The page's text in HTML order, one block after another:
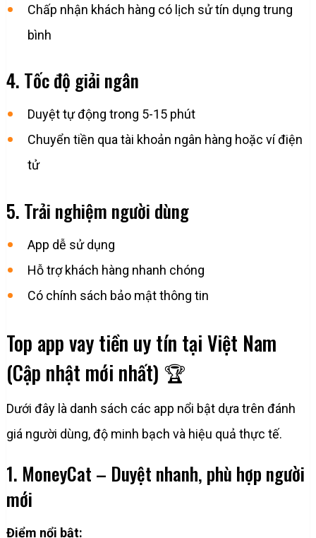
Chấp nhận khách hàng có lịch sử tín dụng trung
bình
4. Tốc độ giải ngân
Duyệt tự động trong 5-15 phút
Chuyển tiền qua tài khoản ngân hàng hoặc ví điện
tử
5. Trải nghiệm người dùng
App dễ sử dụng
Hỗ trợ khách hàng nhanh chóng
Có chính sách bảo mật thông tin
Top app vay tiền uy tín tại Việt Nam
(Cập nhật mới nhất) 🏆
Dưới đây là danh sách các app nổi bật dựa trên đánh
giá người dùng, độ minh bạch và hiệu quả thực tế.
1. MoneyCat – Duyệt nhanh, phù hợp người
mới
Điểm nổi bật: